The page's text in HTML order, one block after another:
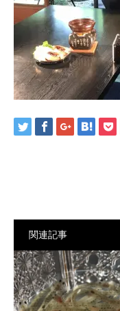
関連記事